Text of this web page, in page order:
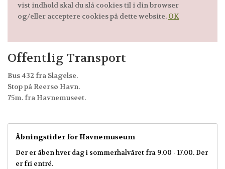
vist indhold skal du slå cookies til i din browser
og/eller acceptere cookies på dette website. OK
Offentlig Transport
Bus 432 fra Slagelse.
Stop på Reersø Havn.
75m. fra Havnemuseet.
Åbningstider for Havnemuseum
Der er åben hver dag i sommerhalvåret fra 9.00 - 17.00. Der
er fri entré.